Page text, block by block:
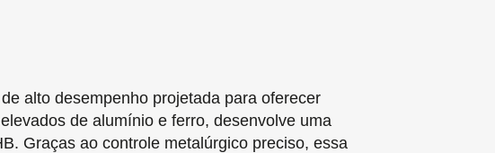
alto desempenho projetada para oferecer
de alumínio e ferro, desenvolve uma
Graças ao controle metalúrgico preciso, essa